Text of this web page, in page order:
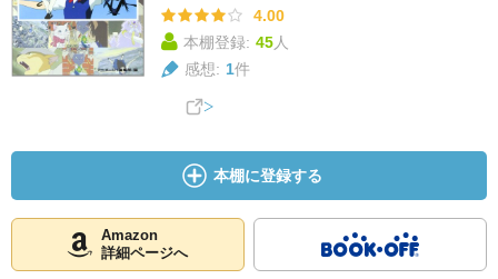
4.00
本棚登録: 45人
感想: 1件
本棚に登録する
Amazon
詳細ページへ